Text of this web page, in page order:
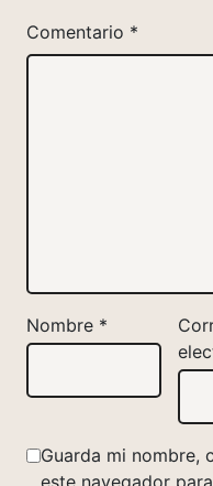
Comentario *
Nombre *
Guarda mi nombre,
este navegador